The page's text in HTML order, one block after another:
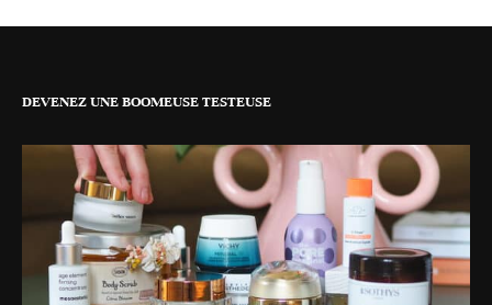
DEVENEZ UNE BOOMEUSE TESTEUSE